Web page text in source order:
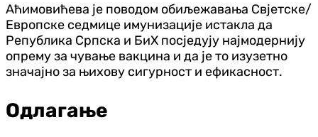
Аћимовићeва је поводом обиљежавања Свјетске/
Европске седмице имунизације истакла да
Република Српска и БиХ посједују најмодернију
опрему за чување вакцина и да је то изузетно
значајно за њихову сигурност и ефикасност.
Одлагање